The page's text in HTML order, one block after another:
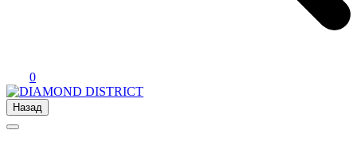
0
Назад